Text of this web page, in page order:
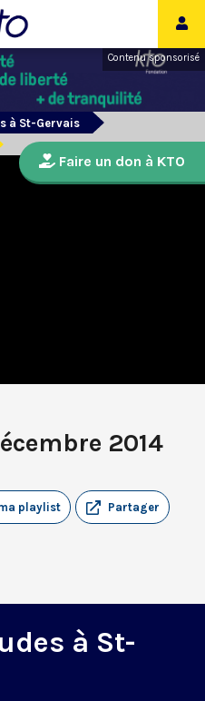
Contenu sponsorisé
à St-Gervais
2014
Partager
playlist
à St-
Faire un don à KTO